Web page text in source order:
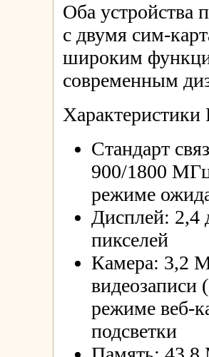
Оба устройства
с двумя сим-
широким
современным
Стандарт
900/1800
режиме
Дисплей: 2,4
пикселей
Камера: 3,2
видеозаписи
режиме веб-
подсветки